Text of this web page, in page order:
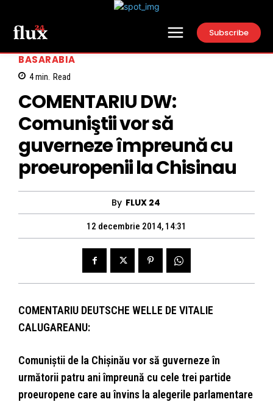
Subscribe
BASARABIA
4min. Read
COMENTARIU DW:
Comuniştii vor să
guverneze împreună cu
proeuropenii la Chisinau
By FLUX 24
12 decembrie 2014, 14:31
COMENTARIU DEUTSCHE WELLE DE VITALIE
CALUGAREANU:
Comuniştii de la Chişinău vor să guverneze în
următorii patru ani împreună cu cele trei partide
proeuropene care au învins la alegerile parlamentare